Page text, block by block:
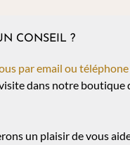
CONSEIL ?
par email ou téléphone
dans notre boutique
un plaisir de vous